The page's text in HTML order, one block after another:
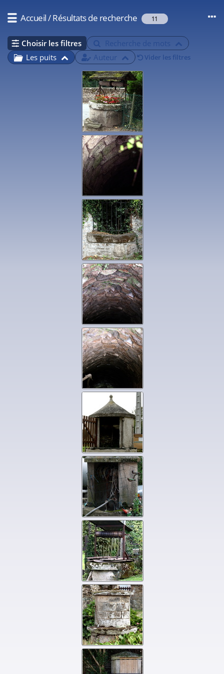
Accueil/Résultats de recherche 11
Choisir les filtres
Recherche de mots
Les puits
Auteur Vider les filtres